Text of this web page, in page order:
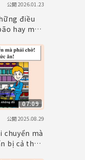
公開2026.01.23
điều
hay mưa
07:09
公開2025.08.29
chuyển mà
bị cả thức